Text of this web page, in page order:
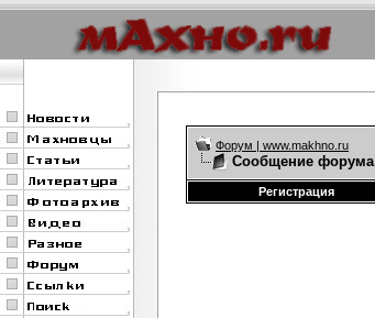
Форум | www.makhno.ru
Сообщение форума
Регистрация